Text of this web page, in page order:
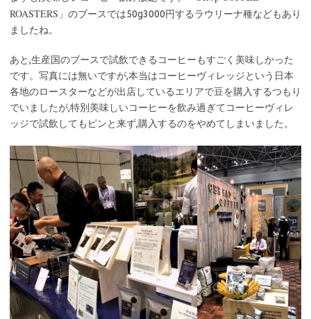
ROASTERS 」のブースでは50g3000円するラウリーナ種などもあり
ましたね。
あと,生産国のブースで試飲できるコーヒーもすごく美味しかった
です。写真には無いですが,本当はコーヒーヴィレッジという日本
各地のロースターなどが出店しているエリアで豆を購入するつもり
でいましたが,特別美味しいコーヒーを飲み過ぎてコーヒーヴィレ
ッジで試飲してもピンと来ず,購入するのをやめてしまいました。